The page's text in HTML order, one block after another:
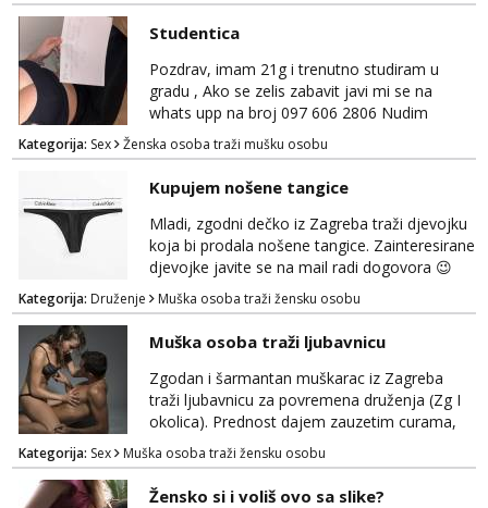
Studentica
Pozdrav, imam 21g i trenutno studiram u
gradu , Ako se zelis zabavit javi mi se na
whats upp na broj 097 606 2806 Nudim
razme vrste zabave uzivo i online
Kategorija: Sex Ženska osoba traži mušku osobu
Kupujem nošene tangice
Mladi, zgodni dečko iz Zagreba traži djevojku
koja bi prodala nošene tangice. Zainteresirane
djevojke javite se na mail radi dogovora 😉
Kategorija: Druženje Muška osoba traži žensku osobu
Muška osoba traži ljubavnicu
Zgodan i šarmantan muškarac iz Zagreba
traži ljubavnicu za povremena druženja (Zg I
okolica). Prednost dajem zauzetim curama,
jer vjerujem da im je diskrecija jako bitna kao
i meni. Javite se na mail gdje možemo
započeti razgovor... 💋
Kategorija: Sex Muška osoba traži žensku osobu
Žensko si i voliš ovo sa slike?